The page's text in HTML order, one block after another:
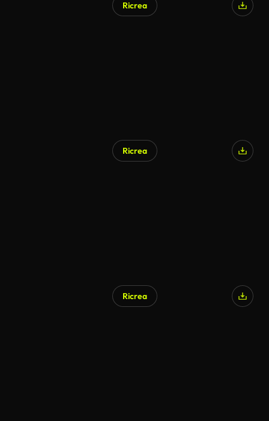
Ricrea
Ricrea
Ricrea